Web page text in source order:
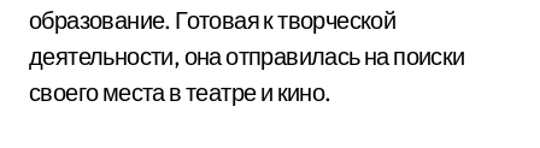
образование. Готовая к творческой
деятельности, она отправилась на поиски
своего места в театре и кино.